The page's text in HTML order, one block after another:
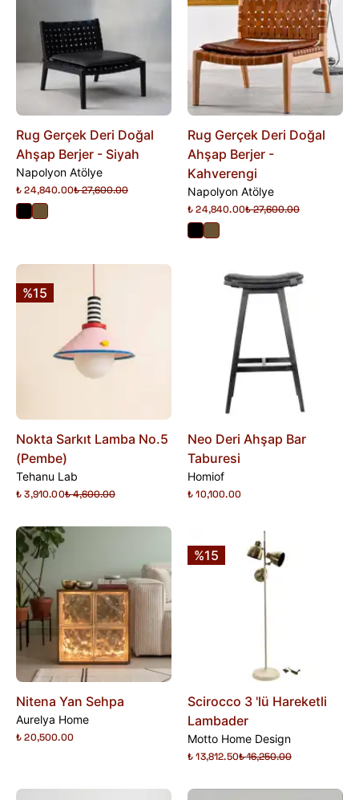
Rug Gerçek Deri Doğal
Ahşap Berjer - Siyah
Napolyon Atölye
₺ 24,840.00₺ 27,600.00
Rug Gerçek Deri Doğal
Ahşap Berjer -
Kahverengi
Napolyon Atölye
₺ 24,840.00₺ 27,600.00
%15
Nokta Sarkıt Lamba No.5
(Pembe)
Tehanu Lab
₺ 3,910.00₺ 4,600.00
Neo Deri Ahşap Bar
Taburesi
Homiof
₺ 10,100.00
Nitena Yan Sehpa
Aurelya Home
₺ 20,500.00
%15
Scirocco 3 'lü Hareketli
Lambader
Motto Home Design
₺ 13,812.50₺ 16,250.00